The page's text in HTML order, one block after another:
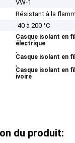
VW-1
Résistant à la
-40 à 200 °C
Casque isolant en
électrique
,
Casque isolant en
,
Casque isolant en
ivoire
du produit: